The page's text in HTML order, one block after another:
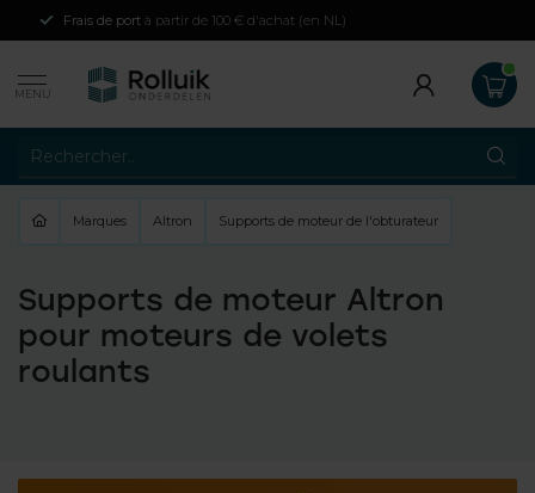
Frais de port à partir de 100 € d'achat (en NL)
MENU
Marques Altron Supports de moteur de l'obturateur
Supports de moteur Altron
pour moteurs de volets
roulants